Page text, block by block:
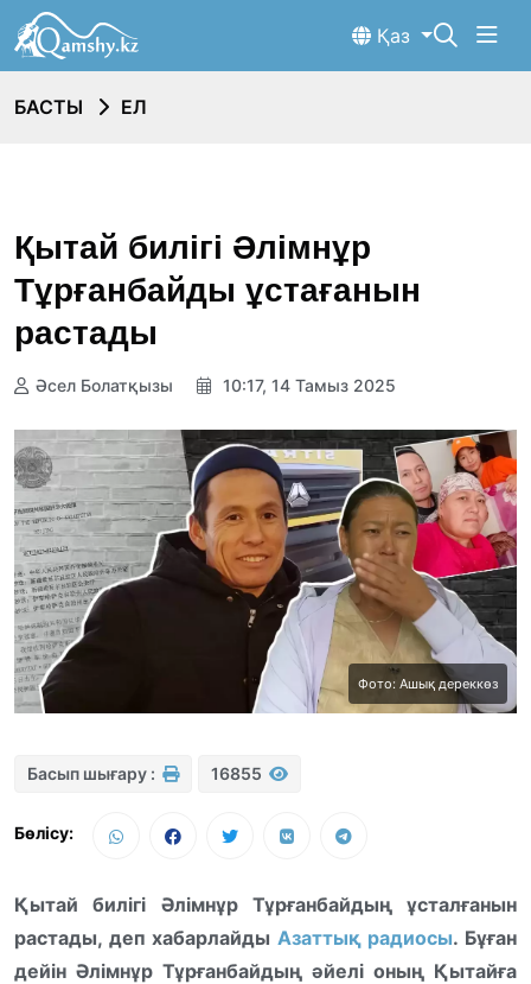
Қаз
БАСТЫ ЕЛ
Қытай билігі Әлімнұр
Тұрғанбайды ұстағанын
растады
Әсел Болатқызы 10:17, 14 Тамыз 2025
Фото: Ашық дереккөз
Басып шығару : 16855
Бөлісу:
Қытай билігі Әлімнұр Тұрғанбайдың ұсталғанын
растады, деп хабарлайды Азаттық радиосы. Бұған
дейін Әлімнұр Тұрғанбайдың әйелі оның Қытайға